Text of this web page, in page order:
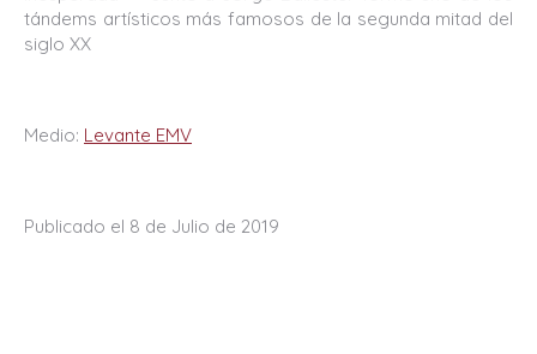
tándems artísticos más famosos de la segunda mitad del
siglo XX
Medio: Levante EMV
Publicado el 8 de Julio de 2019